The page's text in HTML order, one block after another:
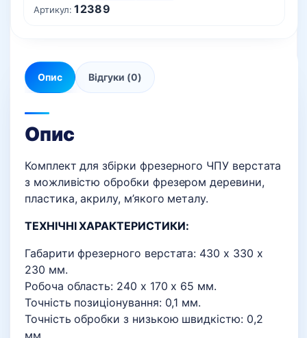
Артикул:12389
Опис Відгуки (0)
Опис
Комплект для збірки фрезерного ЧПУ верстата
з можливістю обробки фрезером деревини,
пластика, акрилу, м’якого металу.
ТЕХНІЧНІ ХАРАКТЕРИСТИКИ:
Габарити фрезерного верстата: 430 х 330 х
230 мм.
Робоча область: 240 х 170 х 65 мм.
Точність позиціонування: 0,1 мм.
Точність обробки з низькою швидкістю: 0,2
мм.